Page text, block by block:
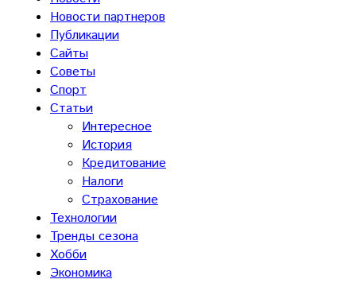
Новости партнеров
Публикации
Сайты
Советы
Спорт
Статьи
Интересное
История
Кредитование
Налоги
Страхование
Технологии
Тренды сезона
Хобби
Экономика